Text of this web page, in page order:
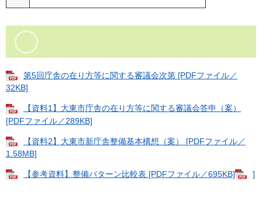
第5回庁舎の在り方等に関する審議会次第 [PDFファイル／
32KB]
【資料1】大東市庁舎の在り方等に関する審議会答申（案）
[PDFファイル／289KB]
【資料2】大東市新庁舎整備基本構想（案） [PDFファイル／
1.58MB]
【参考資料】整備パターン比較表 [PDFファイル／695KB] ]